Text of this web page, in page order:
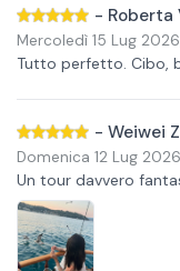
- Roberta
Mercoledì 15 Lug 2026
Tutto perfetto. Cibo,
- Weiwei
Domenica 12 Lug 2026
Un tour davvero